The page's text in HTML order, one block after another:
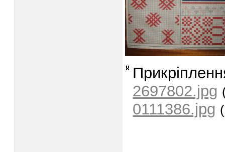
2697802.jpg
0111386.jpg